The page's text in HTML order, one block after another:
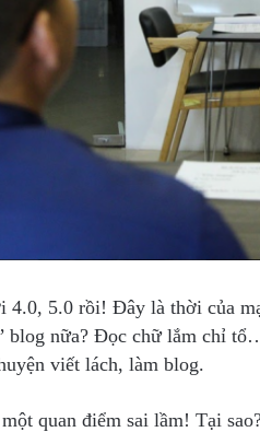
4.0, 5.0 rồi! Đây là thời của
blog nữa? Đọc chữ lắm chỉ
viết lách, làm blog.
quan điểm sai lầm! Tại